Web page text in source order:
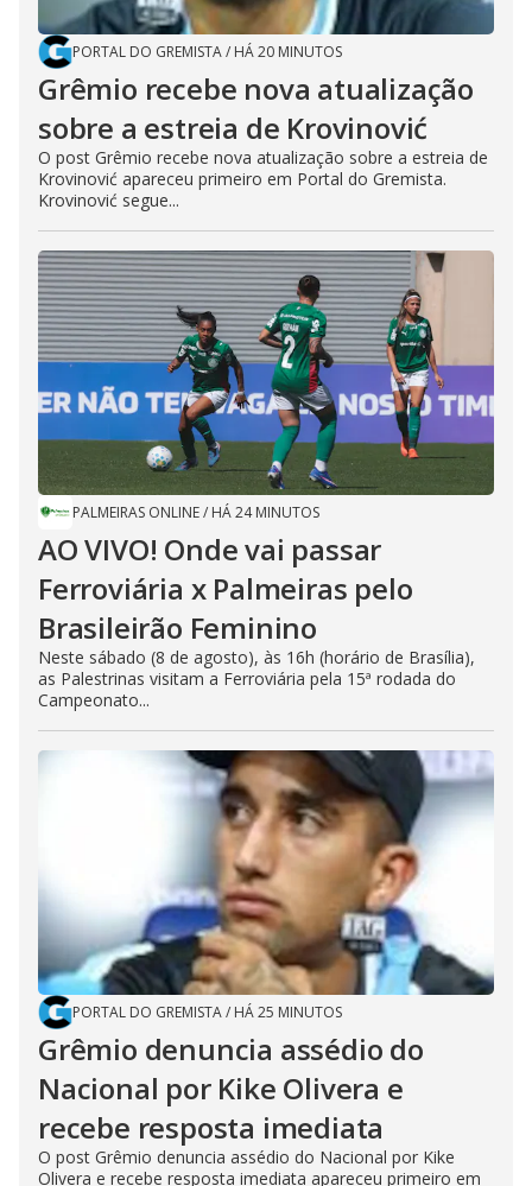
PORTAL DO GREMISTA/ HÁ 20 MINUTOS
Grêmio recebe nova atualização
sobre a estreia de Krovinović
O post Grêmio recebe nova atualização sobre a estreia de
Krovinović apareceu primeiro em Portal do Gremista.
Krovinović segue...
PALMEIRAS ONLINE/ HÁ 24 MINUTOS
AO VIVO! Onde vai passar
Ferroviária x Palmeiras pelo
Brasileirão Feminino
Neste sábado (8 de agosto), às 16h (horário de Brasília),
as Palestrinas visitam a Ferroviária pela 15ª rodada do
Campeonato...
PORTAL DO GREMISTA/ HÁ 25 MINUTOS
Grêmio denuncia assédio do
Nacional por Kike Olivera e
recebe resposta imediata
O post Grêmio denuncia assédio do Nacional por Kike
Olivera e recebe resposta imediata apareceu primeiro em